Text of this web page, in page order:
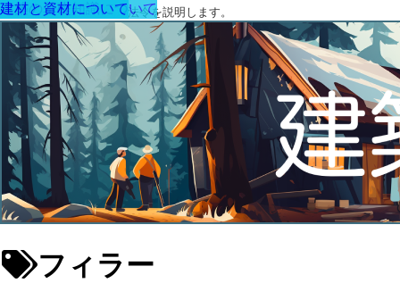
建築に関する用語と関連法令を説明します。
フィラー
建材と資材について
建築の基礎知識について
建材と資材について